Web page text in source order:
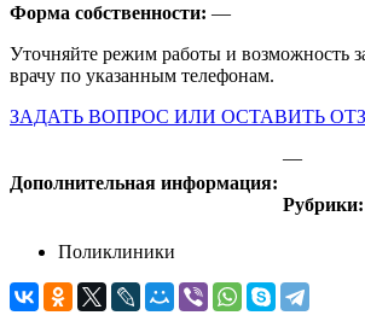
Форма собственности: —
Уточняйте режим работы и возможность
врачу по указанным телефонам.
ЗАДАТЬ ВОПРОС ИЛИ ОСТАВИТЬ
Дополнительная информация:
—
Рубрики:
Поликлиники